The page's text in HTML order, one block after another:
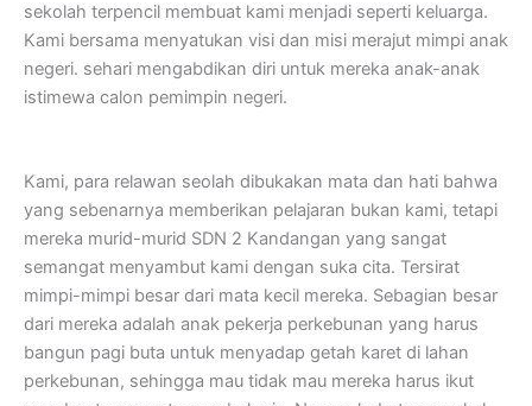
sekolah terpencil membuat kami menjadi seperti keluarga.
Kami bersama menyatukan visi dan misi merajut mimpi anak
negeri. sehari mengabdikan diri untuk mereka anak-anak
istimewa calon pemimpin negeri.
Kami, para relawan seolah dibukakan mata dan hati bahwa
yang sebenarnya memberikan pelajaran bukan kami, tetapi
mereka murid-murid SDN 2 Kandangan yang sangat
semangat menyambut kami dengan suka cita. Tersirat
mimpi-mimpi besar dari mata kecil mereka. Sebagian besar
dari mereka adalah anak pekerja perkebunan yang harus
bangun pagi buta untuk menyadap getah karet di lahan
perkebunan, sehingga mau tidak mau mereka harus ikut